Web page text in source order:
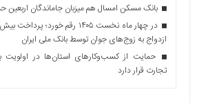
بانک مسکن امسال هم میزبان جاماندگان اربعین
ازدواج به زوج‌های جوان توسط بانک ملی ایران
حمایت از کسب‌وکارهای استان‌ها در اولویت
تجارت قرار دارد